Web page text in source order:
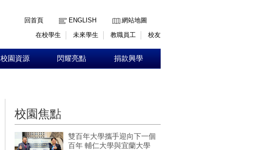
回首頁
ENGLISH
網站地圖
在校學生
未來學生 教職員工 校友
校園資源 閃耀亮點 捐款興學
校園焦點
雙百年大學攜手迎向下一個
百年 輔仁大學與宜蘭大學